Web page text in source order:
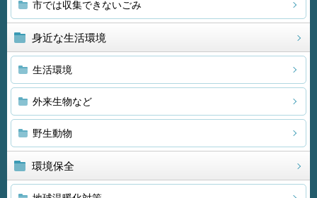
市では収集できないごみ
身近な生活環境
生活環境
外来生物など
野生動物
環境保全